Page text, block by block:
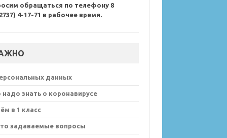
обращаться по телефону 8
4-17-71 в рабочее время.
данных
надо знать о коронавирусе
в 1 класс
задаваемые вопросы